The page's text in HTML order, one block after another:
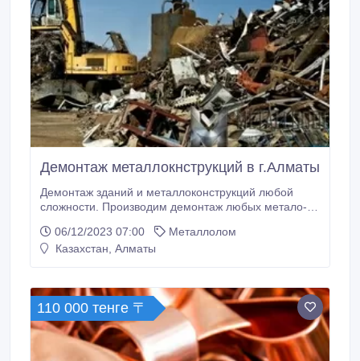
Демонтаж металлокнструкций в г.Алматы
Демонтаж зданий и металлоконструкций любой
сложности. Производим демонтаж любых метало-
доверенное нам дело до конца и выдерживаем
высокие цены на металлы. Мы работаем на прямую
06/12/2023 07:00
Металлолом
Казахстан, Алматы
110 000 тенге 〒